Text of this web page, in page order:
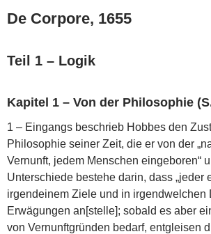
De Corpore, 1655
Teil 1 – Logik
Kapitel 1 – Von der Philosophie
1 – Eingangs beschrieb Hobbes den
Philosophie seiner Zeit, die er von der
Vernunft, jedem Menschen eingeboren“
Unterschiede bestehe darin, dass
irgendeinem Ziele und in irgendwelchen
Erwägungen an[stelle]; sobald es aber
von Vernunftgründen bedarf, entgleisen